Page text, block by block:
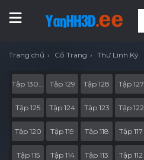
Trang chủ Cổ Trang Thư Linh Ký
Tập 129 Tập 128 Tập 127
Tập 125 Tập 124 Tập 123 Tập 122
Tập 120 Tập 119 Tập 118 Tập 117
Tập 115 Tập 114 Tập 113 Tập 112